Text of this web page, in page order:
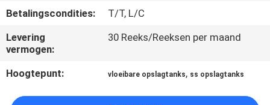
VRAAG
EEN
OFFERTE
Betalingscondities:
T/T, L/C
Levering
vermogen:
30 Reeks/Reeksen per maand
Hoogtepunt: vloeibare opslagtanks, ss opslagtanks